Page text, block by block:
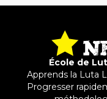
École de
Apprends la Luta
Progresser